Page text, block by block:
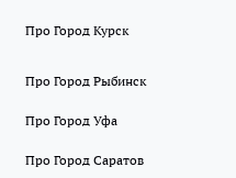
Про Город Курск
Про Город Рыбинск
Про Город Уфа
Про Город Саратов